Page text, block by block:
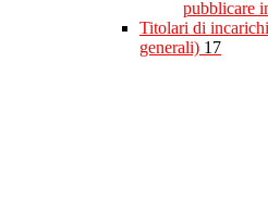
pubblicare
Titolari di
generali) 17